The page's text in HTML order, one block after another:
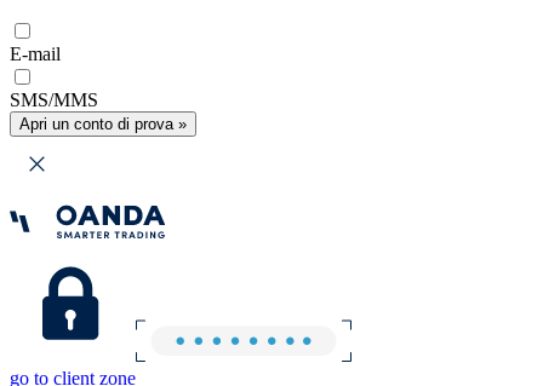
E-mail
SMS/MMS
Apri un conto di prova »
go to client zone